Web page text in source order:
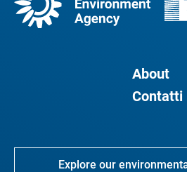
About
Contatti
Explore our